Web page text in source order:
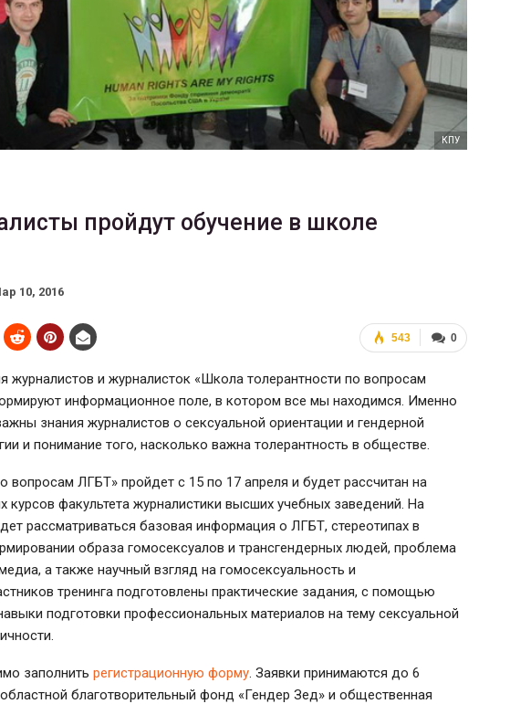
КПУ
пройдут обучение в школе
10, 2016
0
543
журналистов и журналисток «Школа толерантности по вопросам
информационное поле, в котором все мы находимся. Именно
знания журналистов о сексуальной ориентации и гендерной
и понимание того, насколько важна толерантность в обществе.
вопросам ЛГБТ» пройдет с 15 по 17 апреля и будет рассчитан на
курсов факультета журналистики высших учебных заведений. На
рассматриваться базовая информация о ЛГБТ, стереотипах в
образа гомосексуалов и трансгендерных людей, проблема
а также научный взгляд на гомосексуальность и
тренинга подготовлены практические задания, с помощью
подготовки профессиональных материалов на тему сексуальной
заполнить регистрационную форму . Заявки принимаются до 6
областной благотворительный фонд «Гендер Зед» и общественная
собрал 200
Июн 10, 2017
ФОТО
Военнослужащие-трансгендеры
ГЕЙ-АЛЬЯНС УКРАИНА Июл 27, 2017 0